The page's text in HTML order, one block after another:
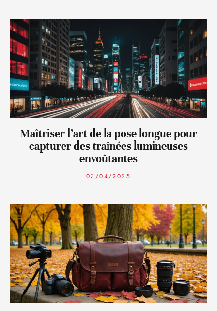
Maîtriser l’art de la pose longue pour
capturer des traînées lumineuses
envoûtantes
03/04/2025